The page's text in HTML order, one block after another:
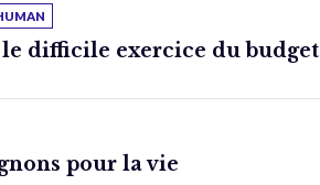
le difficile exercice du budget
pour la vie